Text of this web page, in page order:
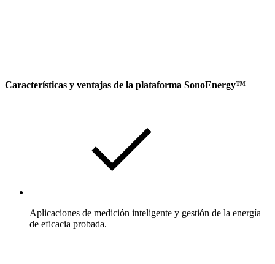
Características y ventajas de la plataforma SonoEnergy™
Aplicaciones de medición inteligente y gestión de la energía
de eficacia probada.